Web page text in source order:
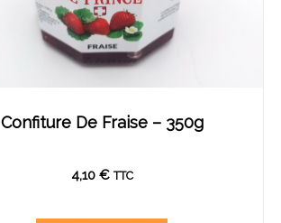
Confiture De Fraise – 350g
4,10 € TTC